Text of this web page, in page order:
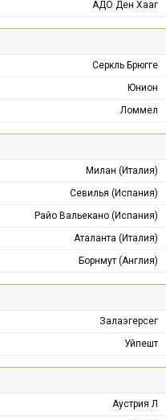
АДО Ден Хааг
Серкль Брюгге
Юнион
Ломмел
Милан (Италия)
Севилья (Испания)
Райо Вальекано (Испания)
Аталанта (Италия)
Борнмут (Англия)
Залаэгерсег
Уйпешт
Аустрия Л